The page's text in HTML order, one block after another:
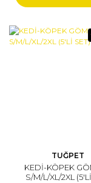
TUĞPET
KEDİ-KÖPEK
S/M/L/XL/2XL